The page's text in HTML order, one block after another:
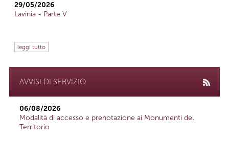
29/05/2026
Lavinia - Parte V
leggi tutto
AVVISI DI SERVIZIO
06/08/2026
Modalità di accesso e prenotazione ai Monumenti del
Territorio